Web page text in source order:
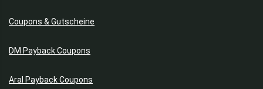
Coupons & Gutscheine
DM Payback Coupons
Aral Payback Coupons